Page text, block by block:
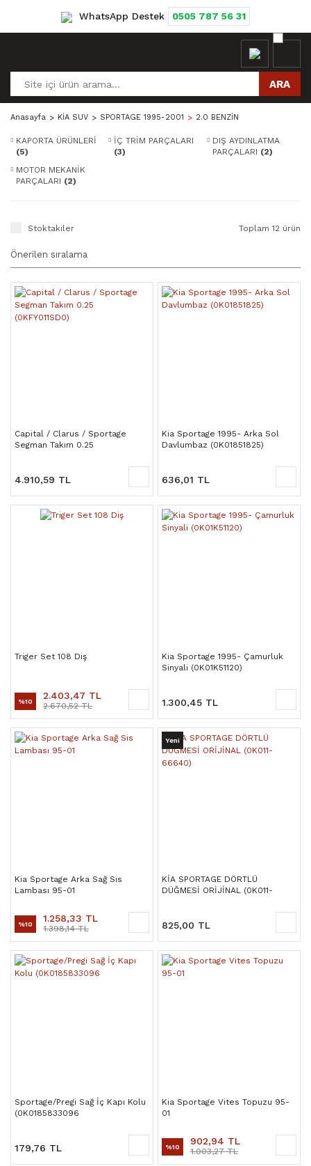
WhatsApp Destek 0505 787 56 31
ARA
Anasayfa KİA SUV SPORTAGE 1995-2001 2.0 BENZİN
KAPORTA ÜRÜNLERİ
(5)
İÇ TRİM PARÇALARI
(3)
DIŞ AYDINLATMA
PARÇALARI (2)
MOTOR MEKANİK
PARÇALARI (2)
Stoktakiler Toplam 12 ürün
Capital / Clarus / Sportage
Segman Takım 0.25
4.910,59 TL
Kia Sportage 1995- Arka Sol
Davlumbaz (0K01851825)
636,01 TL
Triger Set 108 Diş
%10 2.403,47 TL
2.670,52 TL
Kia Sportage 1995- Çamurluk
Sinyali (0K01K51120)
1.300,45 TL
Kia Sportage Arka Sağ Sis
Lambası 95-01
%10 1.258,33 TL
1.398,14 TL
Yeni
KİA SPORTAGE DÖRTLÜ
DÜĞMESİ ORİJİNAL (0K011-
825,00 TL
Sportage/Pregi Sağ İç Kapı Kolu
(0K0185833096
179,76 TL
Kia Sportage Vites Topuzu 95-
01
%10 902,94 TL
1.003,27 TL